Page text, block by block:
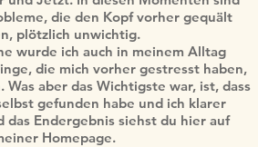
die den Kopf vorher gequält
plötzlich unwichtig.
wurde ich auch in meinem Alltag
die mich vorher gestresst haben,
Was aber das Wichtigste war, ist, dass
gefunden habe und ich klarer
das Endergebnis siehst du hier auf
Homepage.